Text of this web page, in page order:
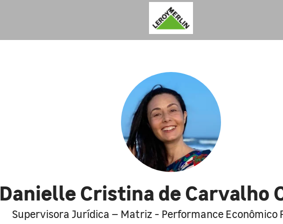
Danielle Cristina de Carvalho
Supervisora Jurídica – Matriz - Performance Econômico